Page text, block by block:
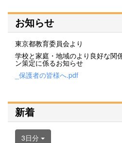
お知らせ
東京都教育委員会より
学校と家庭・地域のより良好な関
ン策定に係るお知らせ
_保護者の皆様へ.pdf
新着
3日分